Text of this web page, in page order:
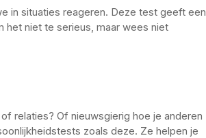
in situaties reageren. Deze test geeft een
het niet te serieus, maar wees niet
relaties? Of nieuwsgierig hoe je anderen
zoals deze. Ze helpen je